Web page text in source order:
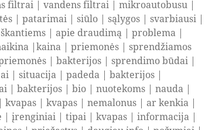
filtrai |vandens filtrai |mikroautobusu |
|patarimai |siūlo |sąlygos |svarbiausi |
| apie draudimą |problema |
|kaina |priemonės |sprendžiamos
|bakterijos |sprendimo būdai |
|situacija |padeda |bakterijos |
|bakterijos |bio |nuotekoms |nauda |
|kvapas |kvapas |nemalonus | ar kenkia |
|įrenginiai |tipai |kvapas |informacija |